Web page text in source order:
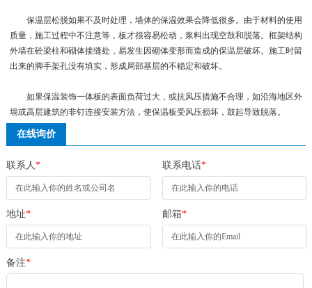
保温层松脱如果不及时处理，墙体的保温效果会降低很多。由于材料的使用
质量，施工过程中不注意等，板才很容易松动，浆料出现空鼓和脱落。框架结构
外墙在砼梁柱和砌体接缝处，易发生因砌体变形而造成的保温层破坏。施工时留
出来的脚手架孔没有填实，形成局部基层的不稳定和破坏。
如果保温装饰一体板的表面负荷过大，或抗风压措施不合理，如沿海地区外
墙或高层建筑的非钉连接安装方法，使保温板受风压损坏，鼓起导致脱落。
在线询价
联系人* 联系电话*
地址* 邮箱*
备注*